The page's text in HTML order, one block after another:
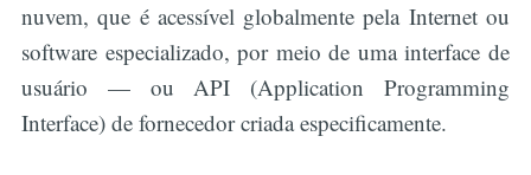
nuvem, que é acessível globalmente pela Internet ou
software especializado, por meio de uma interface de
usuário — ou API (Application Programming
Interface) de fornecedor criada especificamente.